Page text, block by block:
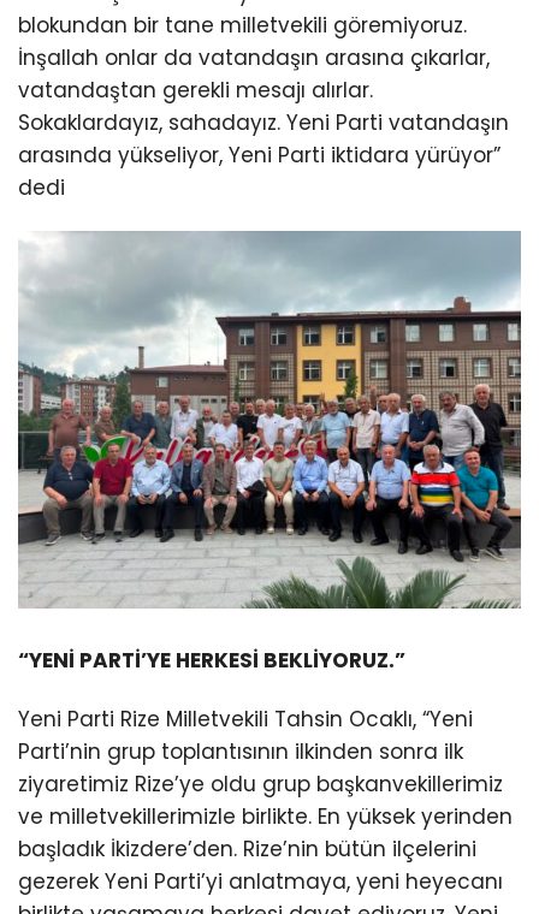
blokundan bir tane milletvekili göremiyoruz.
İnşallah onlar da vatandaşın arasına çıkarlar,
vatandaştan gerekli mesajı alırlar.
Sokaklardayız, sahadayız. Yeni Parti vatandaşın
arasında yükseliyor, Yeni Parti iktidara yürüyor”
dedi
“YENİ PARTİ’YE HERKESİ BEKLİYORUZ.”
Yeni Parti Rize Milletvekili Tahsin Ocaklı, “Yeni
Parti’nin grup toplantısının ilkinden sonra ilk
ziyaretimiz Rize’ye oldu grup başkanvekillerimiz
ve milletvekillerimizle birlikte. En yüksek yerinden
başladık İkizdere’den. Rize’nin bütün ilçelerini
gezerek Yeni Parti’yi anlatmaya, yeni heyecanı